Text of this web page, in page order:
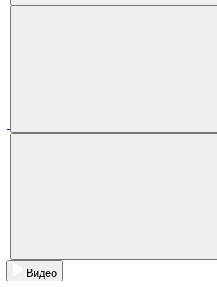
Видео